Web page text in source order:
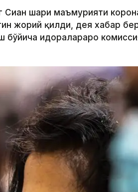
Сиан шаҳри маъмурияти
жорий қилди, дея хабар
бўйича идоралараро